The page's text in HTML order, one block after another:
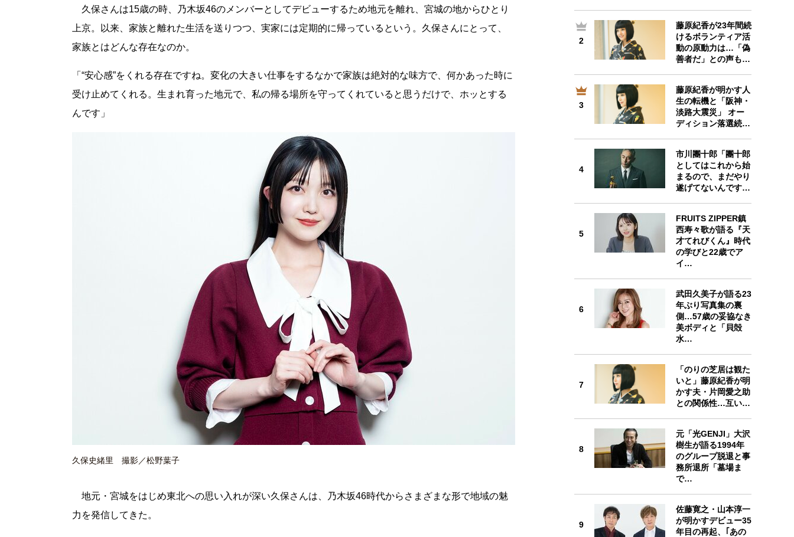
久保さんは15歳の時、乃木坂46のメンバーとしてデビューするため地元を離れ、宮城の地からひとり
上京。以来、家族と離れた生活を送りつつ、実家には定期的に帰っているという。久保さんにとって、
家族とはどんな存在なのか。
「“安心感”をくれる存在ですね。変化の大きい仕事をするなかで家族は絶対的な味方で、何かあった時に
受け止めてくれる。生まれ育った地元で、私の帰る場所を守ってくれていると思うだけで、ホッとする
んです」
久保史緒里 撮影／松野葉子
地元・宮城をはじめ東北への思い入れが深い久保さんは、乃木坂46時代からさまざまな形で地域の魅
力を発信してきた。
2
藤原紀香が23年間続
けるボランティア活
動の原動力は…「偽
善者だ」との声も…
3
藤原紀香が明かす人
生の転機と「阪神・
淡路大震災」 オー
ディション落選続…
4
市川團十郎「團十郎
としてはこれから始
まるので、まだやり
遂げてないんです…
5
FRUITS ZIPPER鎮
西寿々歌が語る『天
才てれびくん』時代
の学びと22歳でア
イ…
6
武田久美子が語る23
年ぶり写真集の裏
側…57歳の妥協なき
美ボディと「貝殻
水…
7
「のりの芝居は観た
いと」藤原紀香が明
かす夫・片岡愛之助
との関係性…互い…
8
元「光GENJI」大沢
樹生が語る1994年
のグループ脱退と事
務所退所「墓場ま
で…
9
佐藤寛之・山本淳一
が明かすデビュー35
年目の再起、｢あの